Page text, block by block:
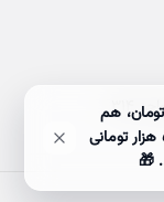
۳۱۴
بالای 3 میلیون تومان، هم
ارسالت رایگان میشه، هم وارد قرعه‌کشی بن ۵۰۰ هزار تومانی
🎁